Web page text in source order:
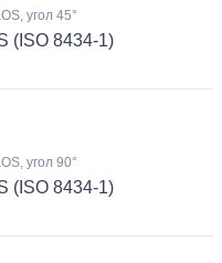
угол 45°
(ISO 8434-1)
угол 90°
(ISO 8434-1)